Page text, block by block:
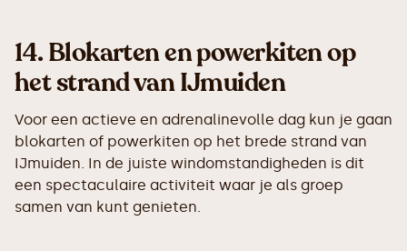
14.Blokarten en powerkiten op
het strand van IJmuiden
Voor een actieve en adrenalinevolle dag kun je gaan
blokarten of powerkiten op het brede strand van
IJmuiden. In de juiste windomstandigheden is dit
een spectaculaire activiteit waar je als groep
samen van kunt genieten.